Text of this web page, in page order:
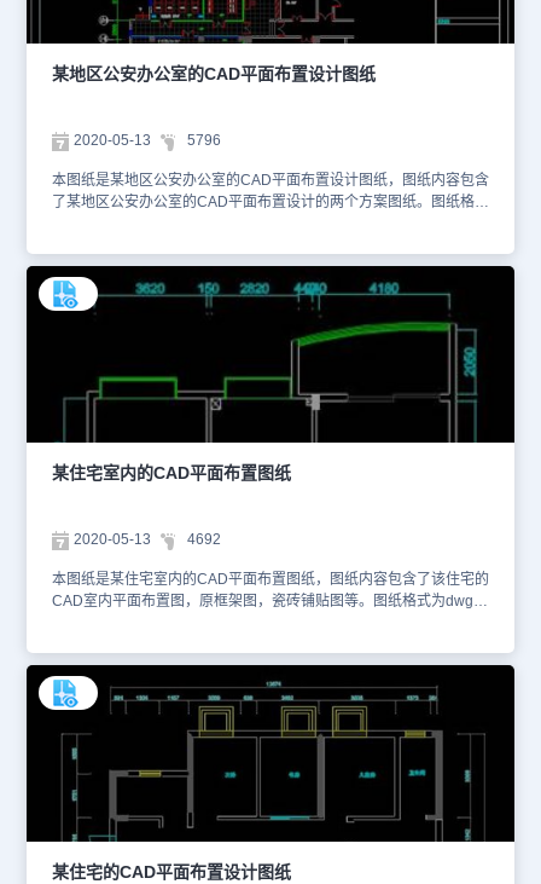
某地区公安办公室的CAD平面布置设计图纸
2020-05-13 5796
本图纸是某地区公安办公室的CAD平面布置设计图纸，图纸内容包含
了某地区公安办公室的CAD平面布置设计的两个方案图纸。图纸格式
图。本图纸作为学习资料参考，请勿用于商业用途。
某住宅室内的CAD平面布置图纸
2020-05-13 4692
本图纸是某住宅室内的CAD平面布置图纸，图纸内容包含了该住宅的
CAD室内平面布置图，原框架图，瓷砖铺贴图等。图纸格式为dwg格
作为学习资料参考，请勿用于商业用途。
某住宅的CAD平面布置设计图纸